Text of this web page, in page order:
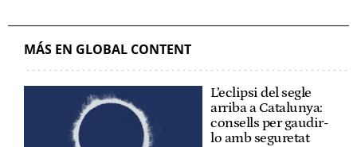
MÁS EN GLOBAL CONTENT
L’eclipsi del segle
arriba a Catalunya:
consells per gaudir-
lo amb seguretat